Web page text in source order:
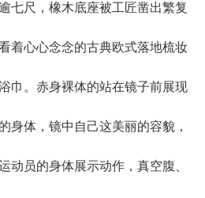
七尺，橡木底座被工匠凿出繁复
着心心念念的古典欧式落地梳妆
巾。赤身裸体的站在镜子前展现
身体，镜中自己这美丽的容貌，
动员的身体展示动作，真空腹、